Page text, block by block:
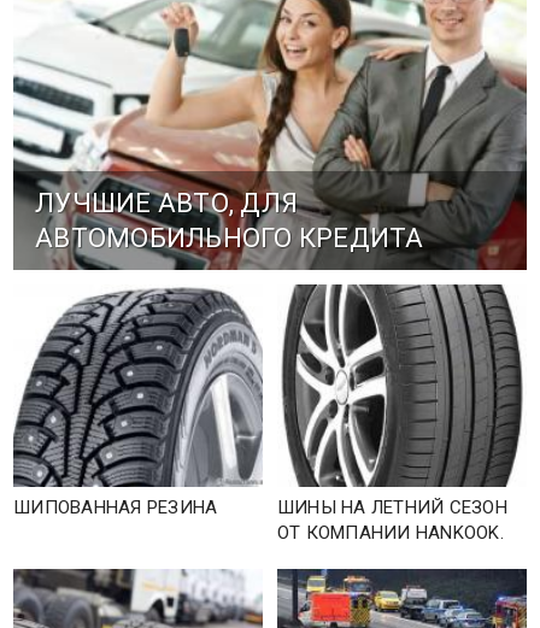
ЛУЧШИЕ АВТО, ДЛЯ
АВТОМОБИЛЬНОГО КРЕДИТА
ШИПОВАННАЯ РЕЗИНА
ШИНЫ НА ЛЕТНИЙ СЕЗОН
ОТ КОМПАНИИ HANKOOK.